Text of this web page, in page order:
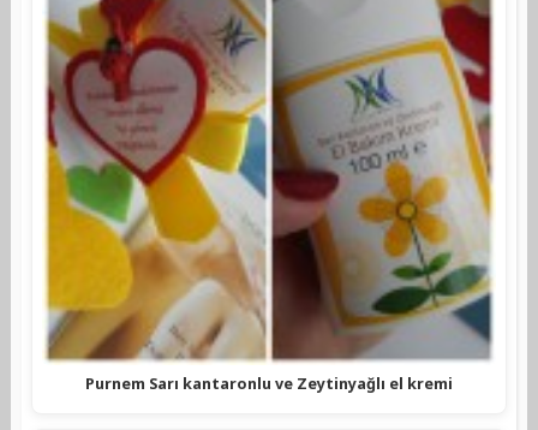
Purnem Sarı kantaronlu ve Zeytinyağlı el kremi